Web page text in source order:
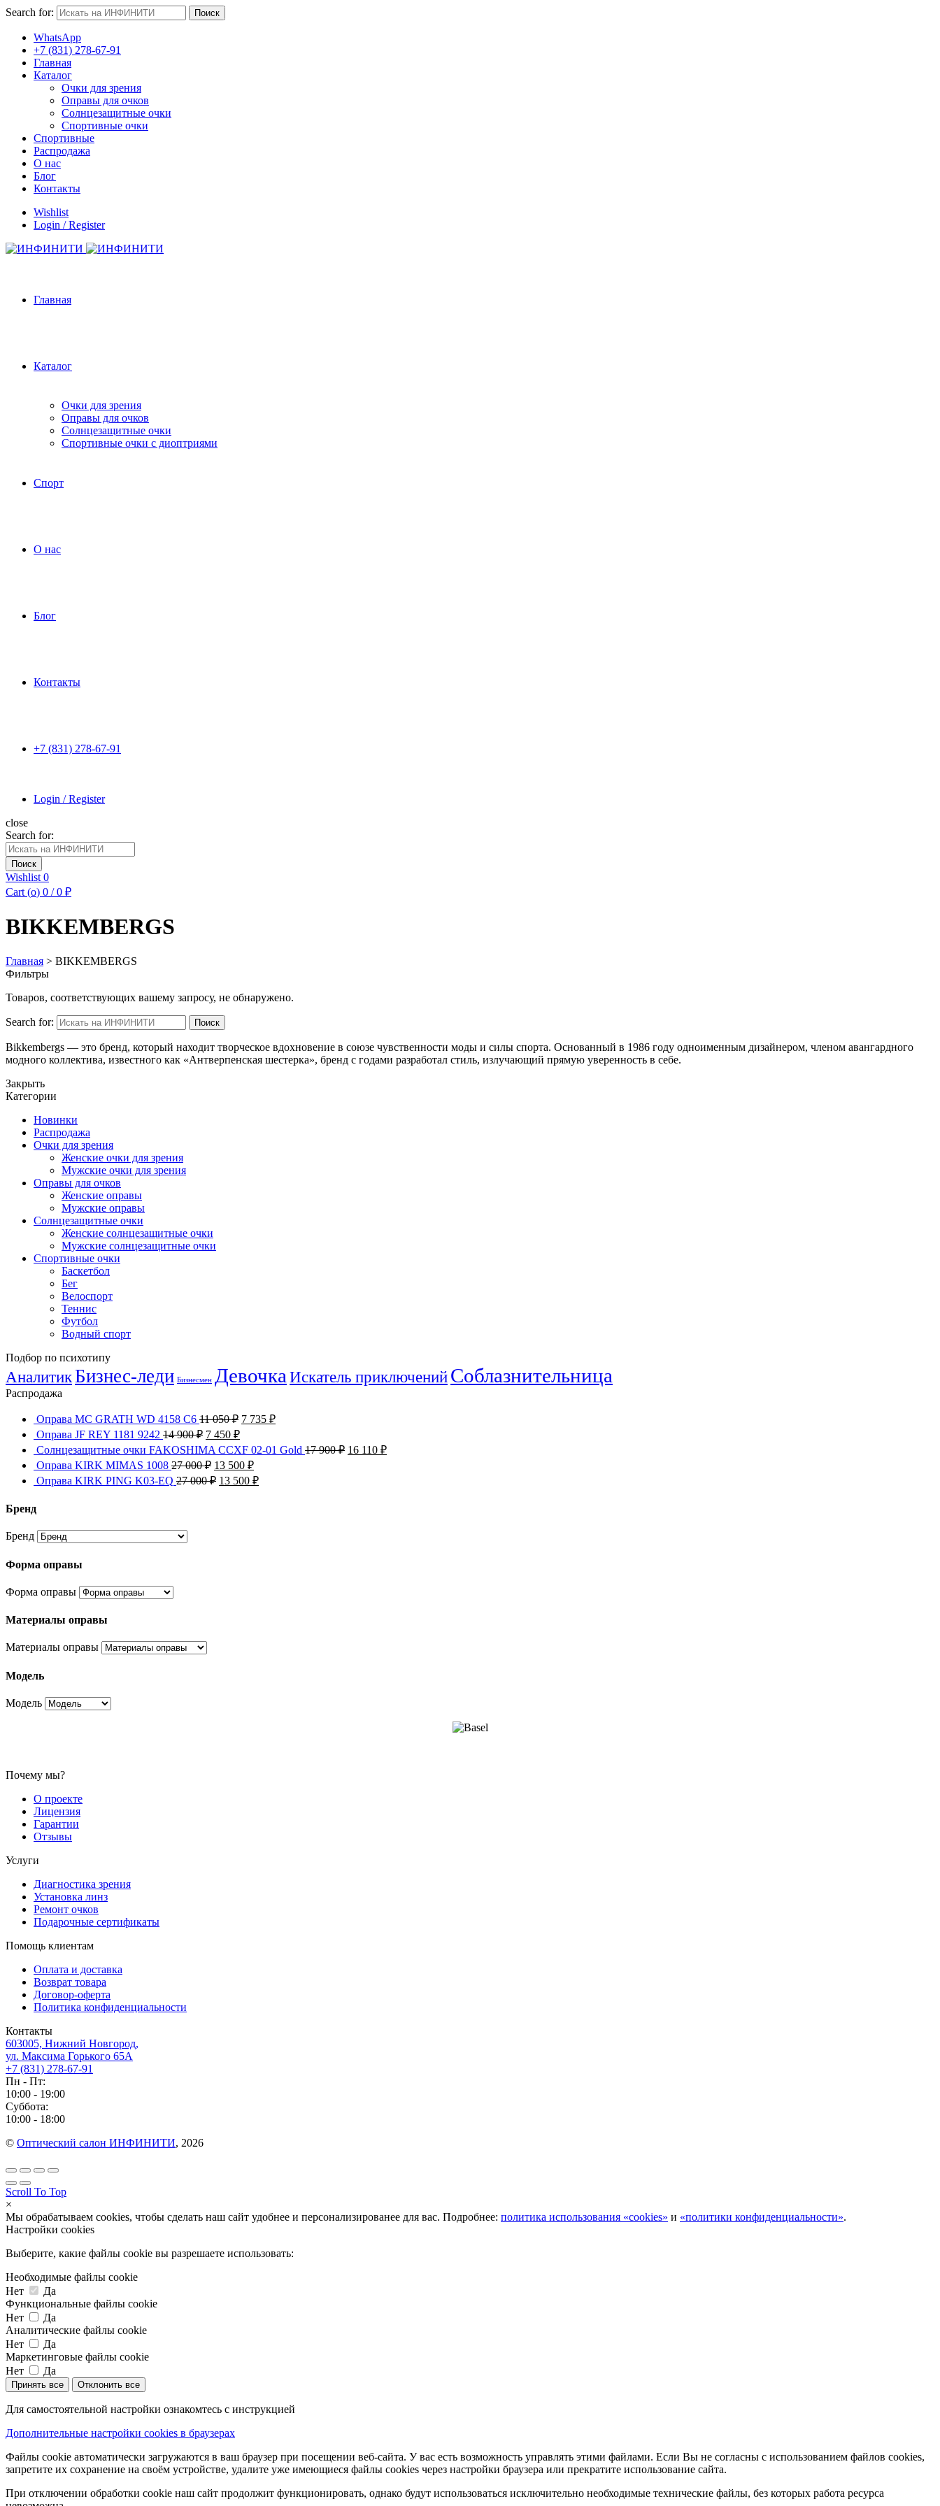
Search for: Поиск
WhatsApp
+7 (831) 278-67-91
Главная
Каталог
Очки для зрения
Оправы для очков
Солнцезащитные очки
Спортивные очки
Спортивные
Распродажа
О нас
Блог
Контакты
Wishlist
Login / Register
Главная
Каталог
Очки для зрения
Оправы для очков
Солнцезащитные очки
Спортивные очки с диоптриями
Спорт
О нас
Блог
Контакты
+7 (831) 278-67-91
Login / Register
close
Search for:
Поиск
Wishlist 0
Cart (o) 0 / 0 ₽
BIKKEMBERGS
Главная > BIKKEMBERGS
Фильтры
Товаров, соответствующих вашему запросу, не обнаружено.
Search for: Поиск
Bikkembergs — это бренд, который находит творческое вдохновение в союзе чувственности моды и силы спорта. Основанный в 1986 году одноименным дизайнером, членом авангардного
модного коллектива, известного как «Антверпенская шестерка», бренд с годами разработал стиль, излучающий прямую уверенность в себе.
Закрыть
Категории
Новинки
Распродажа
Очки для зрения
Женские очки для зрения
Мужские очки для зрения
Оправы для очков
Женские оправы
Мужские оправы
Солнцезащитные очки
Женские солнцезащитные очки
Мужские солнцезащитные очки
Спортивные очки
Баскетбол
Бег
Велоспорт
Теннис
Футбол
Водный спорт
Подбор по психотипу
Аналитик Бизнес-леди Бизнесмен Девочка Искатель приключенийСоблазнительница
Распродажа
Оправа MC GRATH WD 4158 C6 11 050₽ 7 735 ₽
Оправа JF REY 1181 9242 14 900₽ 7 450 ₽
Солнцезащитные очки FAKOSHIMA CCXF 02-01 Gold 17 900₽ 16 110 ₽
Оправа KIRK MIMAS 1008 27 000₽ 13 500 ₽
Оправа KIRK PING K03-EQ 27 000₽ 13 500 ₽
Бренд
Бренд
Форма оправы
Форма оправы
Материалы оправы
Материалы оправы
Модель
Модель
Почему мы?
О проекте
Лицензия
Гарантии
Отзывы
Услуги
Диагностика зрения
Установка линз
Ремонт очков
Подарочные сертификаты
Помощь клиентам
Оплата и доставка
Возврат товара
Договор-оферта
Политика конфиденциальности
Контакты
603005, Нижний Новгород,
ул. Максима Горького 65А
+7 (831) 278-67-91
Пн - Пт:
10:00 - 19:00
Суббота:
10:00 - 18:00
© Оптический салон ИНФИНИТИ, 2026
Scroll To Top
×
Мы обрабатываем cookies, чтобы сделать наш сайт удобнее и персонализированее для вас. Подробнее: политика использования «cookies» и «политики конфиденциальности».
Настройки cookies
Выберите, какие файлы cookie вы разрешаете использовать:
Необходимые файлы cookie
Нет
Да
Функциональные файлы cookie
Нет
Да
Аналитические файлы cookie
Нет
Да
Маркетинговые файлы cookie
Нет
Да
Принять все Отклонить все
Для самостоятельной настройки ознакомтесь с инструкцией
Дополнительные настройки cookies в браузерах
Файлы cookie автоматически загружаются в ваш браузер при посещении веб-сайта. У вас есть возможность управлять этими файлами. Если Вы не согласны с использованием файлов cookies,
запретите их сохранение на своём устройстве, удалите уже имеющиеся файлы cookies через настройки браузера или прекратите использование сайта.
При отключении обработки cookie наш сайт продолжит функционировать, однако будут использоваться исключительно необходимые технические файлы, без которых работа ресурса